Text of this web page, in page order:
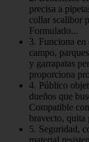
precisa a
collar scalibor
Formulado...
3. Funciona en
campo,
y garrapatas
proporciona
4. Público
dueños que
Compatible
bravecto, quita
5. Seguridad,
material